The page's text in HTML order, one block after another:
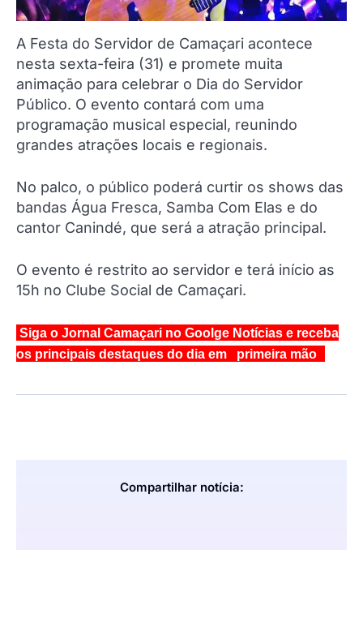
A Festa do Servidor de Camaçari acontece
nesta sexta-feira (31) e promete muita
animação para celebrar o Dia do Servidor
Público. O evento contará com uma
programação musical especial, reunindo
grandes atrações locais e regionais.
No palco, o público poderá curtir os shows das
bandas Água Fresca, Samba Com Elas e do
cantor Canindé, que será a atração principal.
O evento é restrito ao servidor e terá início as
15h no Clube Social de Camaçari.
Siga o Jornal Camaçari no Goolge Notícias e receba
os principais destaques do dia em primeira mão
Compartilhar notícia: